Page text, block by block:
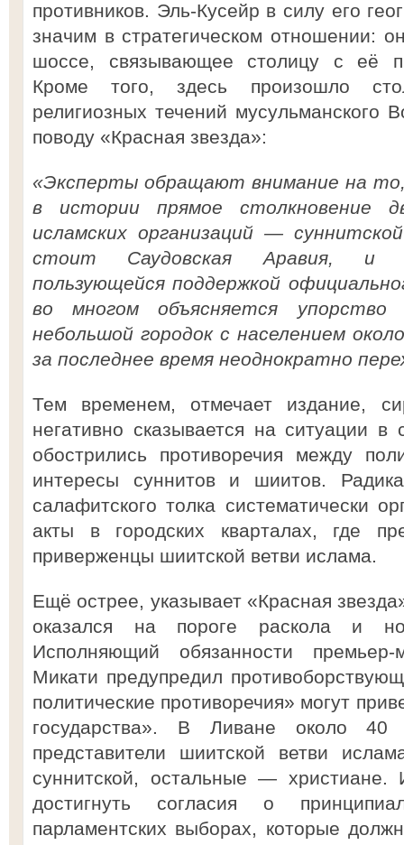
противников. Эль-Кусейр в силу его
значим в стратегическом отношении:
шоссе, связывающее столицу с её
Кроме того, здесь произошло
религиозных течений мусульманского
поводу «Красная звезда»:
«Эксперты обращают внимание на
в истории прямое столкновение
исламских организаций —
стоит Саудовская Аравия, и
пользующейся поддержкой
во многом объясняется упорство
небольшой городок с населением
за последнее время неоднократно
Тем временем, отмечает издание,
негативно сказывается на ситуации
обострились противоречия между
интересы суннитов и шиитов.
салафитского толка систематически
акты в городских кварталах, где
приверженцы шиитской ветви ислама.
Ещё острее, указывает «Красная
оказался на пороге раскола и
Исполняющий обязанности
Микати предупредил
политические противоречия» могут
государства». В Ливане около
представители шиитской ветви
суннитской, остальные —
достигнуть согласия о
парламентских выборах, которые